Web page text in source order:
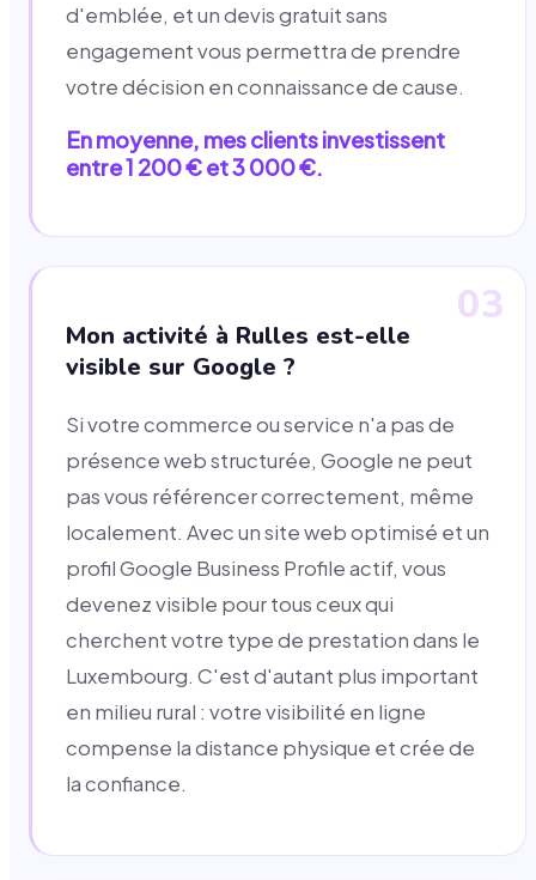
d'emblée, et un devis gratuit sans
engagement vous permettra de prendre
votre décision en connaissance de cause.
En moyenne, mes clients investissent
entre 1 200 € et 3 000 €.
03
Mon activité à Rulles est-elle
visible sur Google ?
Si votre commerce ou service n'a pas de
présence web structurée, Google ne peut
pas vous référencer correctement, même
localement. Avec un site web optimisé et un
profil Google Business Profile actif, vous
devenez visible pour tous ceux qui
cherchent votre type de prestation dans le
Luxembourg. C'est d'autant plus important
en milieu rural : votre visibilité en ligne
compense la distance physique et crée de
la confiance.